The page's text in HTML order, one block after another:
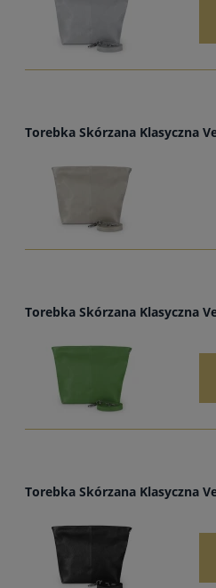
Torebka Skórzana Klasyczna
Torebka Skórzana Klasyczna
Torebka Skórzana Klasyczna